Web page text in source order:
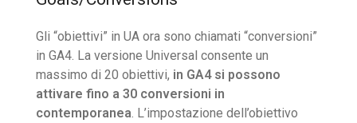
Gli “obiettivi” in UA ora sono chiamati “conversioni”
in GA4. La versione Universal consente un
massimo di 20 obiettivi, in GA4 si possono
attivare fino a 30 conversioni in
contemporanea . L’impostazione dell’obiettivo